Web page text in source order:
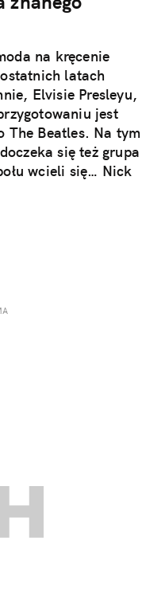
na kręcenie
latach
Elvisie Presleyu,
jest
The Beatles. Na tym
się też grupa
wcieli się… Nick